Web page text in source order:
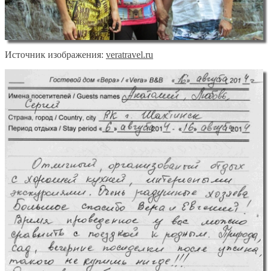
Источник изображения: veratravel.ru